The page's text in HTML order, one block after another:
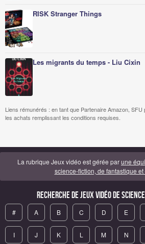
RISK Stranger Things
Les migrants du temps - Liu Cixin
Liens rémunérés : en tant que Partenaire Amazon,
les achats remplissant les conditions requises.
La rubrique Jeux vidéo est gérée parune
science-fiction, de fantastique et
Recherche de Jeux vidéo de
# A B C D E
I J K L M N